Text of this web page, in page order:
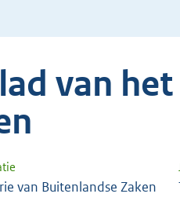
van
van Buitenlandse Zaken